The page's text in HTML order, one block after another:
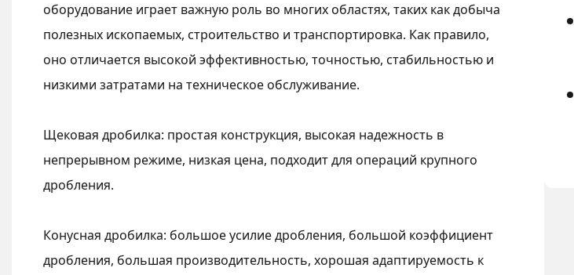
оборудование играет важную роль во многих областях, таких как добыча
полезных ископаемых, строительство и транспортировка. Как правило,
оно отличается высокой эффективностью, точностью, стабильностью и
низкими затратами на техническое обслуживание.
Щековая дробилка: простая конструкция, высокая надежность в
непрерывном режиме, низкая цена, подходит для операций крупного
дробления.
Конусная дробилка: большое усилие дробления, большой коэффициент
дробления, большая производительность, хорошая адаптируемость к